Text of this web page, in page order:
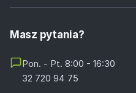
Masz pytania?
Pon. - Pt. 8:00 - 16:30
32 720 94 75